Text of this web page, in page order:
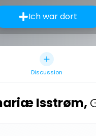
Ich war dort
Discussion
Isstrøm,